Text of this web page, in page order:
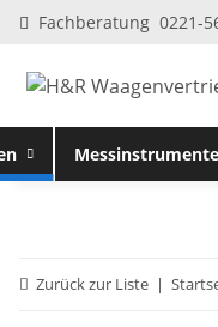
Fachberatung 0221-
Messinstrumente
Zurück zur Liste